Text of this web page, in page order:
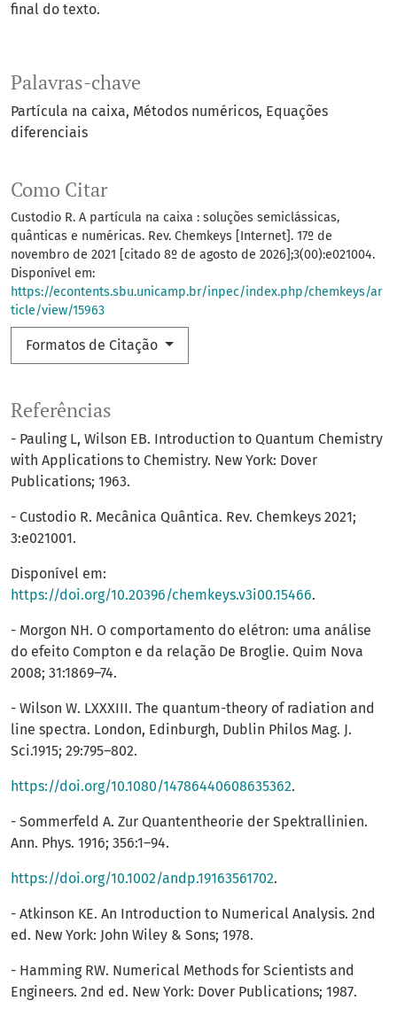
Palavras-chave
Partícula na caixa Métodos numéricos Equações
diferenciais
Como Citar
Custodio R. A partícula na caixa : soluções semiclássicas,
quânticas e numéricas. Rev. Chemkeys [Internet]. 17º de
novembro de 2021 [citado 8º de agosto de 2026];3(00):e021004.
Disponível em:
https://econtents.sbu.unicamp.br/inpec/index.php/chemkeys/ar
ticle/view/15963
Formatos de Citação
final do texto.
Referências
- Pauling L, Wilson EB. Introduction to Quantum Chemistry
with Applications to Chemistry. New York: Dover
Publications; 1963.
- Custodio R. Mecânica Quântica. Rev. Chemkeys 2021;
3:e021001.
Disponível em:
https://doi.org/10.20396/chemkeys.v3i00.15466.
- Morgon NH. O comportamento do elétron: uma análise
do efeito Compton e da relação De Broglie. Quim Nova
2008; 31:1869–74.
- Wilson W. LXXXIII. The quantum-theory of radiation and
line spectra. London, Edinburgh, Dublin Philos Mag. J.
Sci.1915; 29:795–802.
https://doi.org/10.1080/14786440608635362.
- Sommerfeld A. Zur Quantentheorie der Spektrallinien.
Ann. Phys. 1916; 356:1–94.
https://doi.org/10.1002/andp.19163561702.
- Atkinson KE. An Introduction to Numerical Analysis. 2nd
ed. New York: John Wiley & Sons; 1978.
- Hamming RW. Numerical Methods for Scientists and
Engineers. 2nd ed. New York: Dover Publications; 1987.